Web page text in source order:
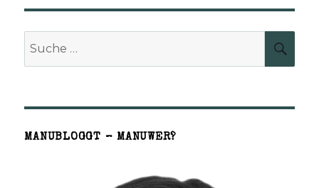
MANUBLOGGT – MANUWER?